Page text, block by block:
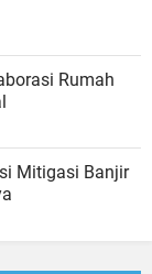
Rumah
Mitigasi Banjir